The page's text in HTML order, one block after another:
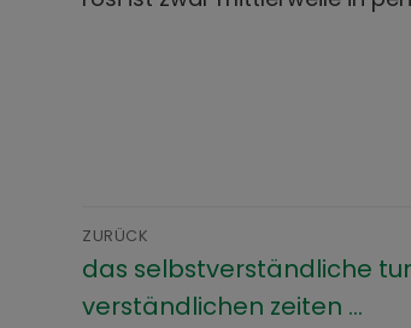
ZURÜCK
das selbstverständliche
verständlichen zeiten …